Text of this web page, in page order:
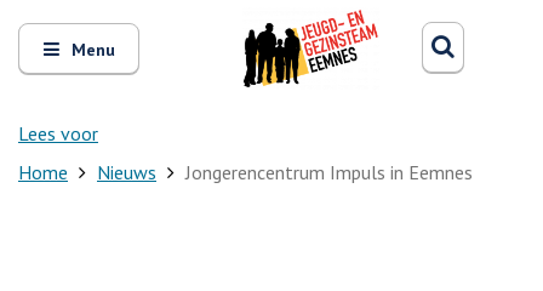
Open
en
sluit
Menu
Lees voor
Zoeken
Home Nieuws Jongerencentrum Impuls in Eemnes